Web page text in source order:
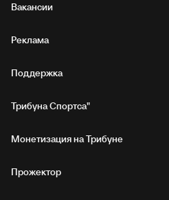
Вакансии
Реклама
Поддержка
Трибуна Спортса"
Монетизация на Трибуне
Прожектор